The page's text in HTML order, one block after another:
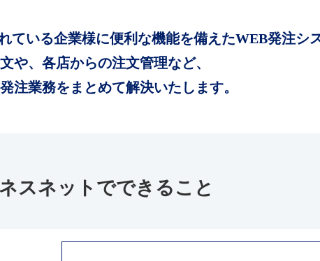
ている企業様に便利な機能を備えたWEB発注シ
や、各店からの注文管理など、
注業務をまとめて解決いたします。
スネットでできること